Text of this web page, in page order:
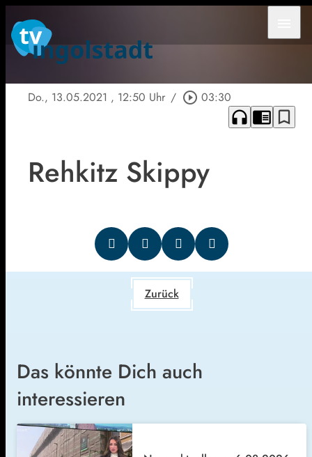
Do., 13.05.2021 , 12:50 Uhr / play_circle_outline 03:30
headphones chrome_reader_mode bookmark_border
Rehkitz Skippy
Zurück
Das könnte Dich auch
interessieren